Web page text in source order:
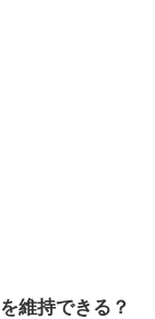
維持できる？